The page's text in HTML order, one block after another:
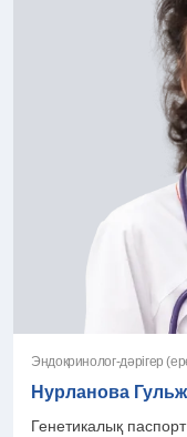
Эндокринолог-дәрігер
Нурланова
Генетикалық